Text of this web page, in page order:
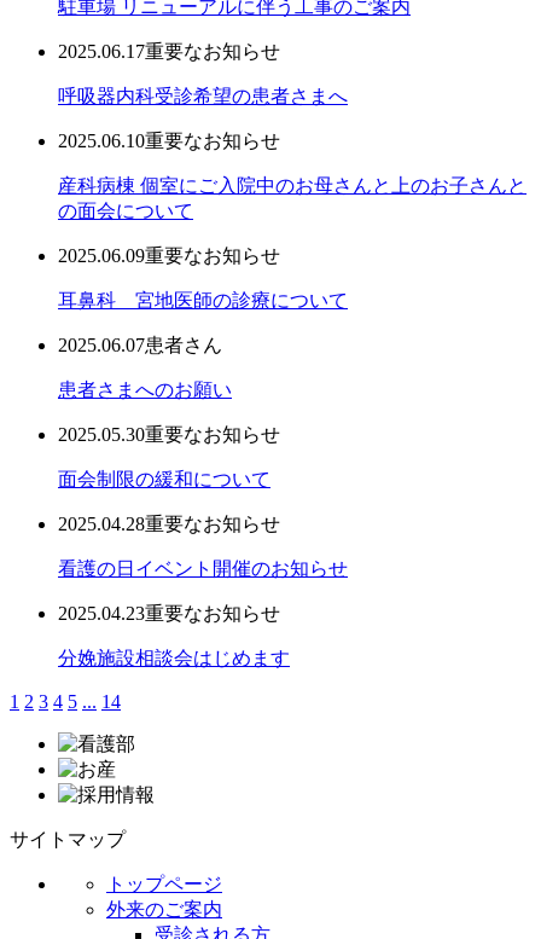
駐車場 リニューアルに伴う工事のご案内
2025.06.17重要なお知らせ
呼吸器内科受診希望の患者さまへ
2025.06.10重要なお知らせ
産科病棟 個室にご入院中のお母さんと上のお子さんと
の面会について
2025.06.09重要なお知らせ
耳鼻科 宮地医師の診療について
2025.06.07患者さん
患者さまへのお願い
2025.05.30重要なお知らせ
面会制限の緩和について
2025.04.28重要なお知らせ
看護の日イベント開催のお知らせ
2025.04.23重要なお知らせ
分娩施設相談会はじめます
1 2 3 4 5 ... 14
サイトマップ
トップページ
外来のご案内
受診される方